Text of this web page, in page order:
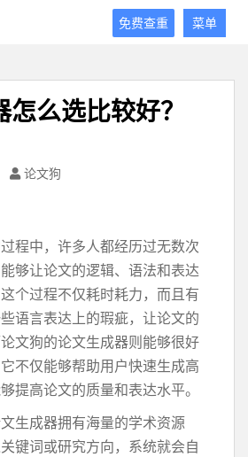
菜单
免费查重
么选比较好？
论文狗
程中，许多人都经历过无数次
够让论文的逻辑、语法和表达
个过程不仅耗时耗力，而且有
语言表达上的瑕疵，让论文的
文狗的论文生成器则能够很好
不仅能够帮助用户快速生成高
提高论文的质量和表达水平。
生成器拥有海量的学术资源
键词或研究方向，系统就会自